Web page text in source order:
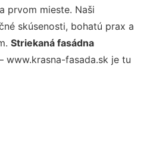
prvom mieste. Naši
skúsenosti, bohatú prax a
Striekaná fasádna
www.krasna-fasada.sk je tu